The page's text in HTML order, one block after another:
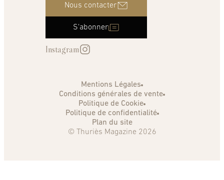
Nous contacter
S'abonner
Instagram
Mentions Légales
Conditions générales de vente
Politique de Cookie
Politique de confidentialité
Plan du site
© Thuriès Magazine 2026